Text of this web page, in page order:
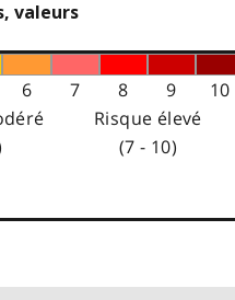
valeurs
6 7 8 9
10
Risque élevé
(7 - 10)